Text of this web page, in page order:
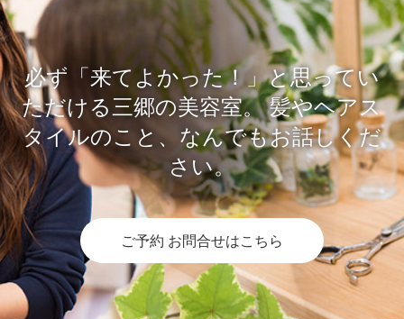
必ず「来てよかった！」と思ってい
ただける三郷の美容室。髪やヘアス
タイルのこと、なんでもお話しくだ
さい。
ご予約 お問合せはこちら